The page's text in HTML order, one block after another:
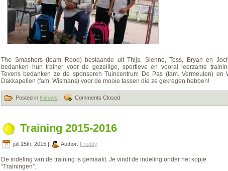
The Smashers (team Rood) bestaande uit Thijs, Sienne, Tess, Bryan en
bedanken hun trainer voor de gezellige, sportieve en vooral leerzame
Tevens bedanken ze de sponsoren Tuincentrum De Pas (fam. Vermeulen) en
Dakkapellen (fam. Wismans) voor de mooie tassen die ze gekregen hebben!
Posted in Nieuws | Comments Closed
Training 2015-2016
juli 15th, 2015 | Author: Freddy
De indeling van de training is gemaakt. Je vindt de indeling onder het kopje
“Trainingen”.